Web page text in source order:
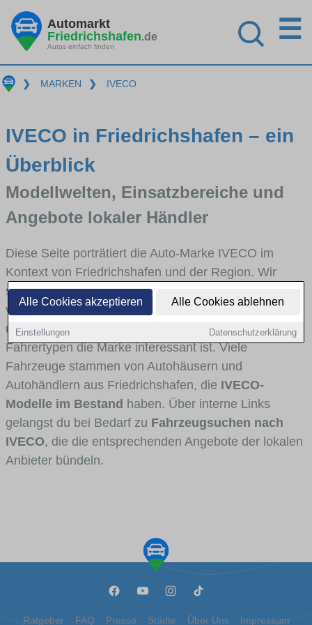
Alle Cookies akzeptieren Alle Cookies ablehnen
Einstellungen Datenschutzerklärung
Automarkt
Friedrichshafen.de
Autos einfach finden
☰
❯ MARKEN ❯ IVECO
IVECO in Friedrichshafen – ein
Überblick
Modellwelten, Einsatzbereiche und
Angebote lokaler Händler
Diese Seite porträtiert die Auto-Marke IVECO im
Kontext von Friedrichshafen und der Region. Wir
skizzieren, in welchen Fahrzeugklassen IVECO stark
vertreten ist, welche Modellreihen häufig im Stadt-
und Umlandverkehr zu sehen sind und für welche
Fahrertypen die Marke interessant ist. Viele
Fahrzeuge stammen von Autohäusern und
Autohändlern aus Friedrichshafen, die IVECO-
Modelle im Bestand haben. Über interne Links
gelangst du bei Bedarf zu Fahrzeugsuchen nach
IVECO, die die entsprechenden Angebote der lokalen
Anbieter bündeln.
Ratgeber FAQ Presse Städte Über Uns Impressum